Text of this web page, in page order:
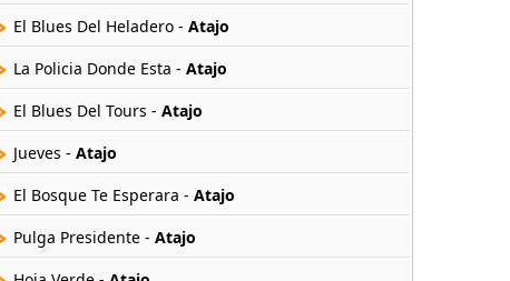
El Blues Del Heladero - Atajo
La Policia Donde Esta - Atajo
El Blues Del Tours - Atajo
Jueves - Atajo
El Bosque Te Esperara - Atajo
Pulga Presidente - Atajo